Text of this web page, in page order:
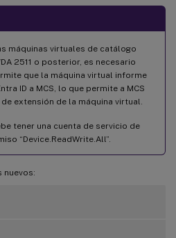
máquinas virtuales de catálogo
2511 o posterior, es necesario
que la máquina virtual informe
ID a MCS, lo que permite a MCS
extensión de la máquina virtual.
tener una cuenta de servicio de
“Device.ReadWrite.All”.
nuevos: